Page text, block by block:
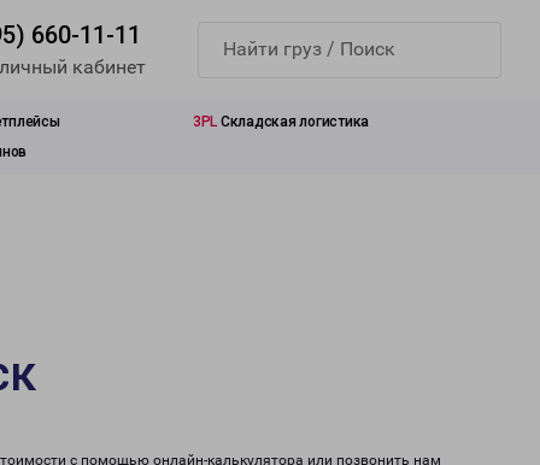
660-11-11
кабинет
3PL Складская логистика
с помощью онлайн-калькулятора или позвонить нам